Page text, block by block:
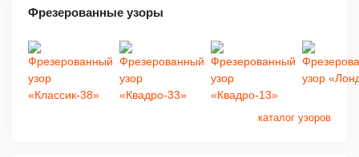
Фрезерованные узоры
каталог узоров